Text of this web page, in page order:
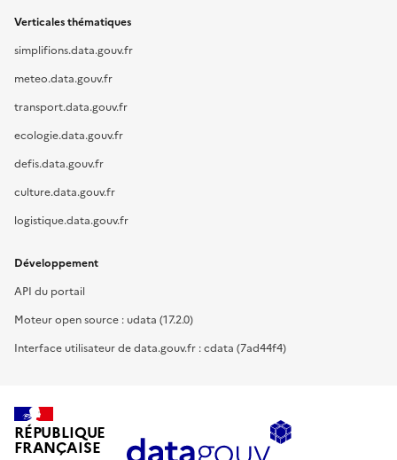
Verticales thématiques
simplifions.data.gouv.fr
meteo.data.gouv.fr
transport.data.gouv.fr
ecologie.data.gouv.fr
defis.data.gouv.fr
culture.data.gouv.fr
logistique.data.gouv.fr
Développement
API du portail
Moteur open source : udata (17.2.0)
Interface utilisateur de data.gouv.fr : cdata (7ad44f4)
RÉPUBLIQUE
FRANÇAISE